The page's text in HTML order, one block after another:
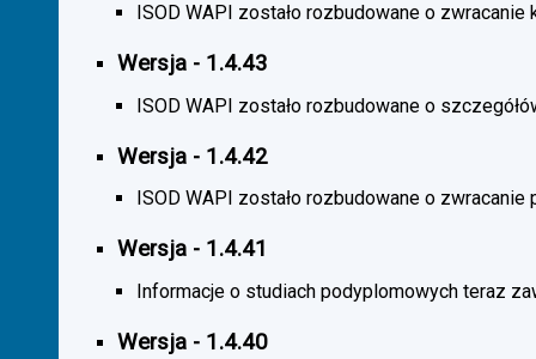
ISOD WAPI zostało rozbudowane o
Wersja - 1.4.43
ISOD WAPI zostało rozbudowane o
Wersja - 1.4.42
ISOD WAPI zostało rozbudowane o zwracanie
Wersja - 1.4.41
Informacje o studiach podyplomowych teraz
Wersja - 1.4.40